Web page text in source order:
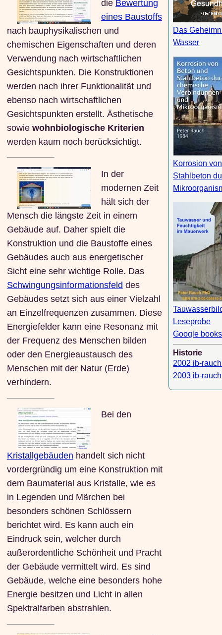
die Bewertung
eines Baustoffs
nach bauphysikalischen und
chemischen Eigenschaften und deren
Verwendung nach wirtschaftlichen
Gesichtspunkten. Die Konstruktionen
werden nach ihrer Funktionalität und
ebenso nach wirtschaftlichen
Gesichtspunkten erstellt. Ästhetische
sowie wohnbiologische Kriterien
werden kaum noch berücksichtigt.
In der
modernen Zeit
hält sich der
Mensch die längste Zeit in einem
Gebäude auf. Daher spielt die
Konstruktion und die Baustoffe eines
Gebäudes auch aus energetischer
Sicht eine sehr wichtige Rolle. Das
Schwingungsinformationsfeld des
Gebäudes setzt sich aus einer Vielzahl
an Einzelfrequenzen zusammen. Diese
Energiefelder kann eine Resonanz mit
der Frequenz des Menschen bilden
oder den Energieaustausch des
Menschen mit der Natur (Erde)
verhindern.
Bei den
Kristallgebäuden handelt sich nicht
vordergründig um eine Konstruktion mit
dem Baumaterial aus Kristalle, wie es
in Legenden und Märchen bei
besonders schönen Schlössern
berichtet wird. Es kann auch ein
Eindruck sein, welcher durch
außerordentliche Schönheit und Pracht
der Gebäude vermittelt wird. Es sind
Gebäude, welche eine besonders hohe
Energie besitzen und Licht in allen
Spektralfarben abstrahlen.
Das
Wasser
Korrosion
Stahlbeton
Leseprobe
Google books
Historie
2002 ib-
2003 ib-